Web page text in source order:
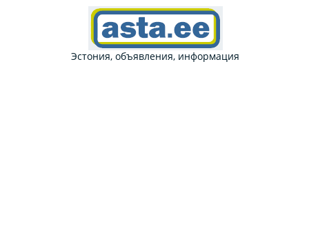
Эстония, объявления, информация